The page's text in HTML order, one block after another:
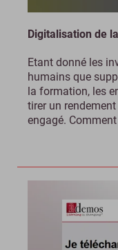
Digitalisation de
Etant donné les
humains que
la formation, les
tirer un
engagé.